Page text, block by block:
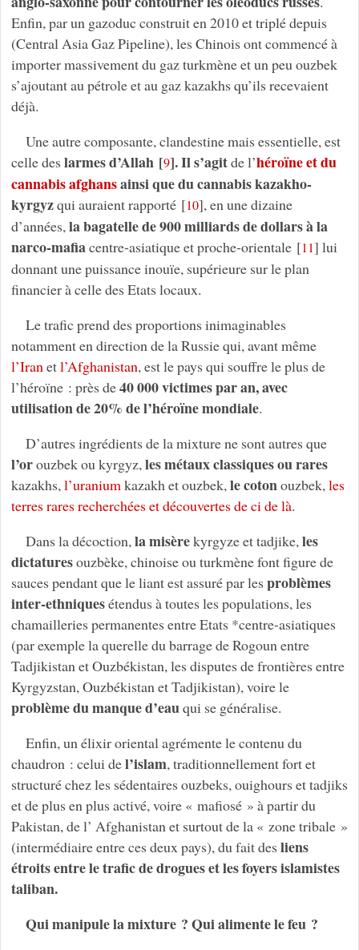
Enfin, par un gazoduc construit en 2010 et triplé depuis
(Central Asia Gaz Pipeline), les Chinois ont commencé à
importer massivement du gaz turkmène et un peu ouzbek
s’ajoutant au pétrole et au gaz kazakhs qu’ils recevaient
déjà.
Une autre composante, clandestine mais essentielle, est
celle des larmes d’Allah[9]. Il s’agitde l’héroïne et du
cannabis afghansainsi que du cannabis kazakho-
kyrgyzqui auraient rapporté[10], en une dizaine
d’années,la bagatelle de 900 milliards de dollars à la
narco-mafiacentre-asiatique et proche-orientale[11] lui
donnant une puissance inouïe, supérieure sur le plan
financier à celle des Etats locaux.
Le trafic prend des proportions inimaginables
notamment en direction de la Russie qui, avant même
l’Iranetl’Afghanistan, est le pays qui souffre le plus de
l’héroïne : près de40 000 victimes par an, avec
utilisation de 20% de l’héroïne mondiale.
D’autres ingrédients de la mixture ne sont autres que
l’orouzbek ou kyrgyz,les métaux classiques ou rares
kazakhs,l’uraniumkazakh et ouzbek,le cotonouzbek,les
terres rares recherchées et découvertes de ci de là.
Dans la décoction,la misèrekyrgyze et tadjike,les
dictaturesouzbèke, chinoise ou turkmène font figure de
sauces pendant que le liant est assuré par les problèmes
inter-ethniquesétendus à toutes les populations, les
chamailleries permanentes entre Etats *centre-asiatiques
(par exemple la querelle du barrage de Rogoun entre
Tadjikistan et Ouzbékistan, les disputes de frontières entre
Kyrgyzstan, Ouzbékistan et Tadjikistan), voire le
problème du manque d’eauqui se généralise.
Enfin, un élixir oriental agrémente le contenu du
chaudron : celui del’islam, traditionnellement fort et
structuré chez les sédentaires ouzbeks, ouighours et tadjiks
et de plus en plus activé, voire « mafiosé » à partir du
Pakistan, de l’ Afghanistan et surtout de la « zone tribale »
(intermédiaire entre ces deux pays), du fait des liens
étroits entre le trafic de drogues et les foyers islamistes
taliban.
Qui manipule la mixture ? Qui alimente le feu ?